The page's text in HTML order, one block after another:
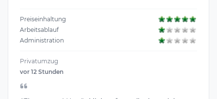
Preiseinhaltung
Arbeitsablauf
Administration
Privatumzug
vor 12 Stunden